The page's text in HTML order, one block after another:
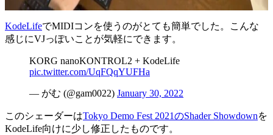
KodeLifeでMIDIコンを使うのがとても簡単でした。こんな
感じにVJっぽいことが気軽にできます。
KORG nanoKONTROL2 + KodeLife
pic.twitter.com/UqFQqYUFHa
— がむ (@gam0022) January 30, 2022
このシェーダーはTokyo Demo Fest 2021のShader Showdownを
KodeLife向けに少し修正したものです。